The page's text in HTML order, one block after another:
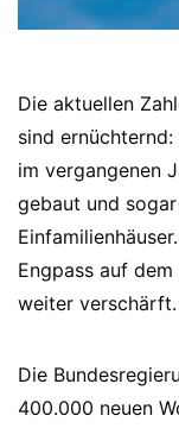
Die aktuellen
sind
im vergangenen
gebaut und
Engpass auf
weiter verschärft.
Die
400.000 neuen